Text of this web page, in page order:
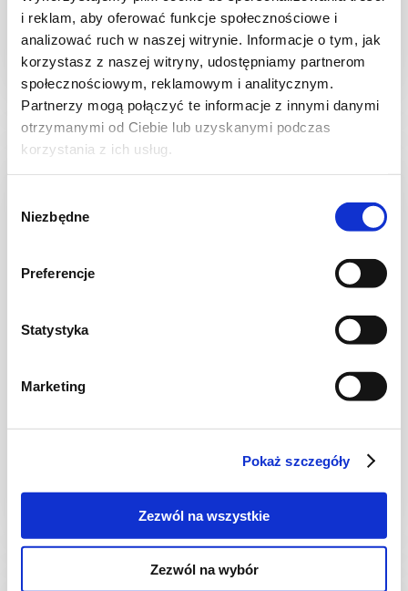
i reklam, aby oferować funkcje społecznościowe i
analizować ruch w naszej witrynie. Informacje o tym, jak
korzystasz z naszej witryny, udostępniamy partnerom
społecznościowym, reklamowym i analitycznym.
Partnerzy mogą połączyć te informacje z innymi danymi
otrzymanymi od Ciebie lub uzyskanymi podczas
korzystania z ich usług.
zgody
Niezbędne
Preferencje
Statystyka
Marketing
Pokaż szczegóły
Zezwól na wszystkie
Zezwól na wybór
40 min. 2906 kcal 4
CIASTA I TORTY
4215 kcal